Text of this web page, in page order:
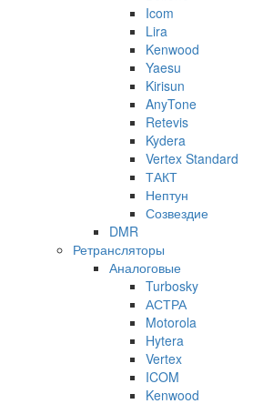
Icom
Lira
Kenwood
Yaesu
Kirisun
AnyTone
Retevis
Kydera
Vertex Standard
ТАКТ
Нептун
Созвездие
DMR
Ретрансляторы
Аналоговые
Turbosky
АСТРА
Motorola
Hytera
Vertex
ICOM
Kenwood